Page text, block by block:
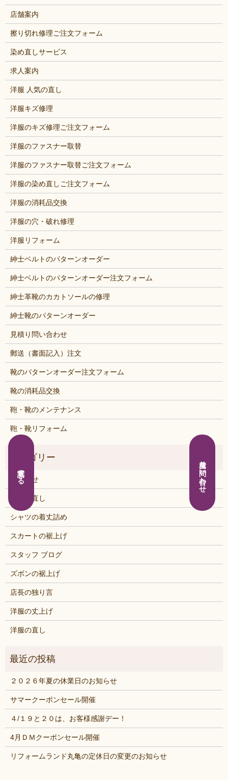
店舗案内
擦り切れ修理ご注文フォーム
染め直しサービス
求人案内
洋服 人気の直し
洋服キズ修理
洋服のキズ修理ご注文フォーム
洋服のファスナー取替
洋服のファスナー取替ご注文フォーム
洋服の染め直しご注文フォーム
洋服の消耗品交換
洋服の穴・破れ修理
洋服リフォーム
紳士ベルトのパターンオーダー
紳士ベルトのパターンオーダー注文フォーム
紳士革靴のカカトソールの修理
紳士靴のパターンオーダー
見積り問い合わせ
郵送（書面記入）注文
靴のパターンオーダー注文フォーム
靴の消耗品交換
鞄・靴のメンテナンス
鞄・靴リフォーム
お知らせ
くつの直し
シャツの着丈詰め
スカートの裾上げ
スタッフ ブログ
ズボンの裾上げ
店長の独り言
洋服の丈上げ
洋服の直し
２０２６年夏の休業日のお知らせ
サマークーポンセール開催
４/１９と２０は、お客様感謝デー！
4月ＤＭクーポンセール開催
リフォームランド丸亀の定休日の変更のお知らせ
電話する 見積り問い合わせ